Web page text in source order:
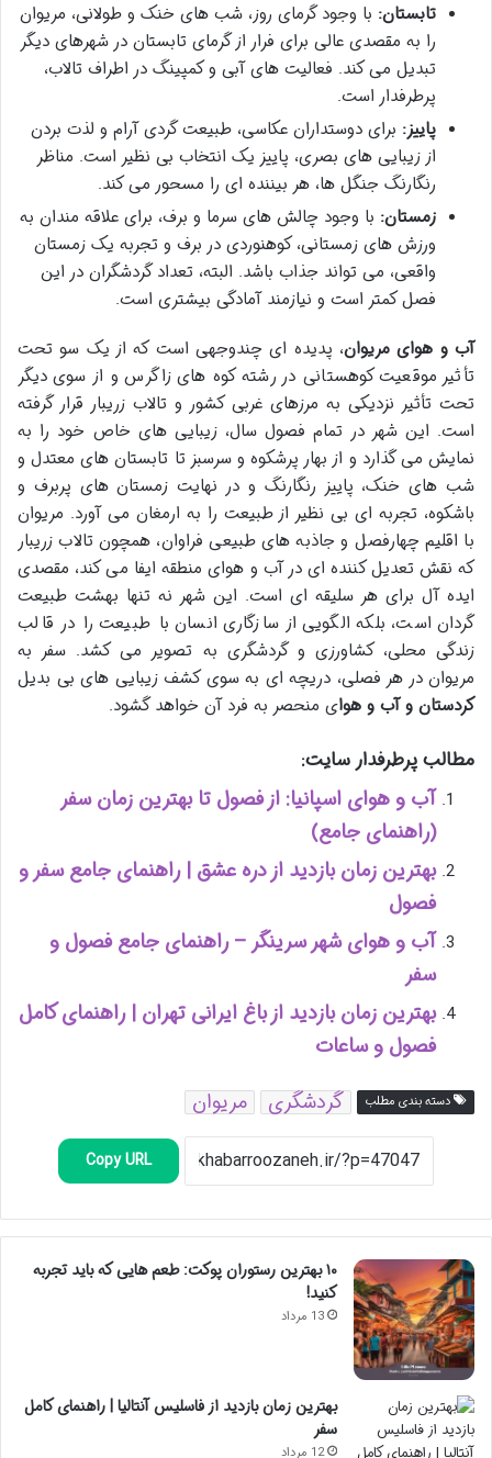
تابستان: با وجود گرمای روز، شب های خنک و طولانی، مریوان
را به مقصدی عالی برای فرار از گرمای تابستان در شهرهای دیگر
تبدیل می کند. فعالیت های آبی و کمپینگ در اطراف تالاب،
پرطرفدار است.
پاییز: برای دوستداران عکاسی، طبیعت گردی آرام و لذت بردن
از زیبایی های بصری، پاییز یک انتخاب بی نظیر است. مناظر
رنگارنگ جنگل ها، هر بیننده ای را مسحور می کند.
زمستان: با وجود چالش های سرما و برف، برای علاقه مندان به
ورزش های زمستانی، کوهنوردی در برف و تجربه یک زمستان
واقعی، می تواند جذاب باشد. البته، تعداد گردشگران در این
فصل کمتر است و نیازمند آمادگی بیشتری است.
آب و هوای مریوان، پدیده ای چندوجهی است که از یک سو تحت
تأثیر موقعیت کوهستانی در رشته کوه های زاگرس و از سوی دیگر
تحت تأثیر نزدیکی به مرزهای غربی کشور و تالاب زریبار قرار گرفته
است. این شهر در تمام فصول سال، زیبایی های خاص خود را به
نمایش می گذارد و از بهار پرشکوه و سرسبز تا تابستان های معتدل و
شب های خنک، پاییز رنگارنگ و در نهایت زمستان های پربرف و
باشکوه، تجربه ای بی نظیر از طبیعت را به ارمغان می آورد. مریوان
با اقلیم چهارفصل و جاذبه های طبیعی فراوان، همچون تالاب زریبار
که نقش تعدیل کننده ای در آب و هوای منطقه ایفا می کند، مقصدی
ایده آل برای هر سلیقه ای است. این شهر نه تنها بهشت طبیعت
گردان است، بلکه الگویی از سازگاری انسان با طبیعت را در قالب
زندگی محلی، کشاورزی و گردشگری به تصویر می کشد. سفر به
مریوان در هر فصلی، دریچه ای به سوی کشف زیبایی های بی بدیل
کردستان و آب و هوای منحصر به فرد آن خواهد گشود.
مطالب پرطرفدار سایت:
آب و هوای اسپانیا: از فصول تا بهترین زمان سفر
(راهنمای جامع)
بهترین زمان بازدید از دره عشق | راهنمای جامع سفر و
فصول
آب و هوای شهر سرینگر – راهنمای جامع فصول و
سفر
بهترین زمان بازدید از باغ ایرانی تهران | راهنمای کامل
فصول و ساعات
دسته بندی مطلب گردشگری مریوان
Copy URL
۱۰ بهترین رستوران پوکت: طعم هایی که باید تجربه
کنید!
13 مرداد
بهترین زمان بازدید از فاسلیس آنتالیا | راهنمای کامل
سفر
12 مرداد